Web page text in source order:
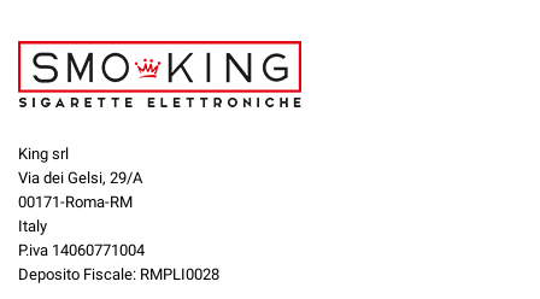
King srl
Via dei Gelsi, 29/A
00171-Roma-RM
Italy
P.iva 14060771004
Deposito Fiscale: RMPLI0028